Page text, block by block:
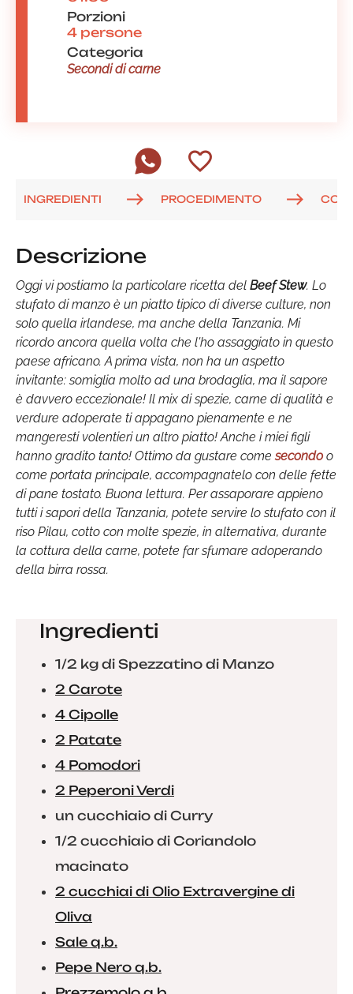
Porzioni
4 persone
Categoria
Secondi di carne
INGREDIENTI PROCEDIMENTO
Descrizione
Oggi vi postiamo la particolare ricetta del Beef Stew. Lo
stufato di manzo è un piatto tipico di diverse culture, non
solo quella irlandese, ma anche della Tanzania. Mi
ricordo ancora quella volta che l'ho assaggiato in questo
paese africano. A prima vista, non ha un aspetto
invitante: somiglia molto ad una brodaglia, ma il sapore
è davvero eccezionale! Il mix di spezie, carne di qualità e
verdure adoperate ti appagano pienamente e ne
mangeresti volentieri un altro piatto! Anche i miei figli
hanno gradito tanto! Ottimo da gustare comesecondoo
come portata principale, accompagnatelo con delle fette
di pane tostato. Buona lettura. Per assaporare appieno
tutti i sapori della Tanzania, potete servire lo stufato con il
riso Pilau, cotto con molte spezie, in alternativa, durante
la cottura della carne, potete far sfumare adoperando
della birra rossa.
Ingredienti
1/2 kg di Spezzatino di Manzo
2 Carote
4 Cipolle
2 Patate
4 Pomodori
2 Peperoni Verdi
un cucchiaio di Curry
1/2 cucchiaio di Coriandolo
macinato
2 cucchiai di Olio Extravergine di
Oliva
Sale q.b.
Pepe Nero q.b.